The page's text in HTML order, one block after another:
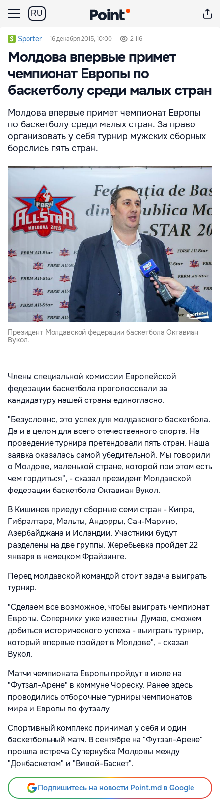
RU
Sporter 16 декабря 2015, 10:00 2 116
Молдова впервые примет
чемпионат Европы по
баскетболу среди малых стран
Молдова впервые примет чемпионат Европы
по баскетболу среди малых стран. За право
организовать у себя турнир мужских сборных
боролись пять стран.
Президент Молдавской федерации баскетбола Октавиан
Вукол.
Члены специальной комиссии Европейской
федерации баскетбола проголосовали за
кандидатуру нашей страны единогласно.
"Безусловно, это успех для молдавского баскетбола.
Да и в целом для всего отечественного спорта. На
проведение турнира претендовали пять стран. Наша
заявка оказалась самой убедительной. Мы говорили
о Молдове, маленькой стране, которой при этом есть
чем гордиться", - сказал президент Молдавской
федерации баскетбола Октавиан Вукол.
В Кишинев приедут сборные семи стран - Кипра,
Гибралтара, Мальты, Андорры, Сан-Марино,
Азербайджана и Исландии. Участники будут
разделены на две группы. Жеребьевка пройдет 22
января в немецком Фрайзинге.
Перед молдавской командой стоит задача выиграть
турнир.
"Сделаем все возможное, чтобы выиграть чемпионат
Европы. Соперники уже известны. Думаю, сможем
добиться исторического успеха - выиграть турнир,
который впервые пройдет в Молдове", - сказал
Вукол.
Матчи чемпионата Европы пройдут в июле на
"Футзал-Арене" в коммуне Чореску. Ранее здесь
проводились отборочные турниры чемпионатов
мира и Европы по футзалу.
Спортивный комплекс принимал у себя и один
баскетбольный матч. В сентябре на "Футзал-Арене"
прошла встреча Суперкубка Молдовы между
"Донбаскетом" и "Вивой-Баскет".
Подпишитесь на новости Point.md в Google